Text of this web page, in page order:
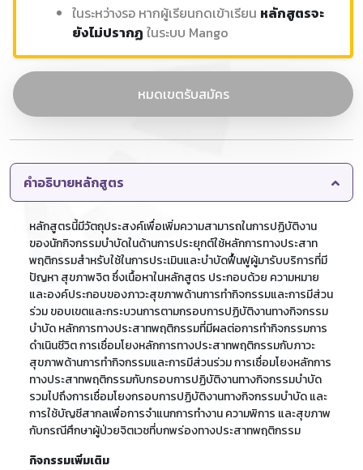
คำอธิบายหลักสูตร
หลักสูตรนี้มีวัตถุประสงค์เพื่อเพิ่มความสามารถในการปฏิบัติงาน
ของนักกิจกรรมบำบัดในด้านการประยุกต์ใช้หลักการทางประสาท
พฤติกรรมสำหรับใช้ในการประเมินและบำบัดฟื้นฟูผู้มารับบริการที่มี
ปัญหา สุขภาพจิต ซึ่งเนื้อหาในหลักสูตร ประกอบด้วย ความหมาย
และองค์ประกอบของภาวะสุขภาพด้านการทำกิจกรรมและการมีส่วน
ร่วม ขอบเขตและกระบวนการตามกรอบการปฏิบัติงานทางกิจกรรม
บำบัด หลักการทางประสาทพฤติกรรมที่มีผลต่อการทำกิจกรรมการ
ดำเนินชีวิต การเชื่อมโยงหลักการทางประสาทพฤติกรรมกับภาวะ
สุขภาพด้านการทำกิจกรรมและการมีส่วนร่วม การเชื่อมโยงหลักการ
ทางประสาทพฤติกรรมกับกรอบการปฏิบัติงานทางกิจกรรมบำบัด
รวมไปถึงการเชื่อมโยงกรอบการปฏิบัติงานทางกิจกรรมบำบัด และ
การใช้บัญชีสากลเพื่อการจำแนกการทำงาน ความพิการ และสุขภาพ
กับกรณีศึกษาผู้ป่วยจิตเวชที่บกพร่องทางประสาทพฤติกรรม
กิจกรรมเพิ่มเติม
ในระหว่างรอ หากผู้เรียนกดเข้าเรียน หลักสูตรจะ
ยังไม่ปรากฏ ในระบบ Mango
หมดเขตรับสมัคร